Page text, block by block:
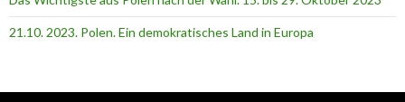
21.10. 2023. Polen. Ein demokratisches Land in Europa